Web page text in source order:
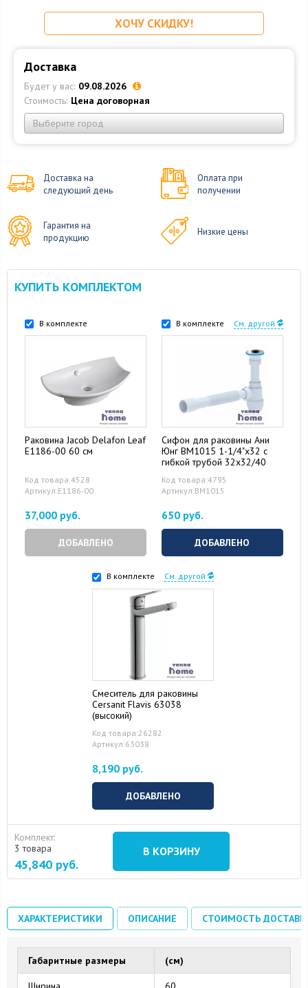
ХОЧУ СКИДКУ!
Доставка
Будет у вас: 09.08.2026
Стоимость: Цена договорная
Выберите город
Доставка на
следующий день
Оплата при
получении
Гарантия на
продукцию
Низкие цены
КУПИТЬ КОМПЛЕКТОМ
В комплекте
Раковина Jacob Delafon Leaf
E1186-00 60 см
Код товара:4528
Артикул:E1186-00
37,000 руб.
ДОБАВЛЕНО
В комплекте См. другой
Сифон для раковины Ани
Юнг ВМ1015 1-1/4"x32 с
гибкой трубой 32x32/40
Код товара:4795
Артикул:ВМ1015
650 руб.
ДОБАВЛЕНО
В комплекте См. другой
Смеситель для раковины
Cersanit Flavis 63038
(высокий)
Код товара:26282
Артикул:63038
8,190 руб.
ДОБАВЛЕНО
Комплект:
3 товара
45,840 руб.
В КОРЗИНУ
ХАРАКТЕРИСТИКИ ОПИСАНИЕ СТОИМОСТЬ
Габаритные размеры (см)